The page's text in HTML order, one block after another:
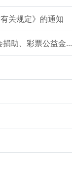
关规定》的通知
助、彩票公益金...